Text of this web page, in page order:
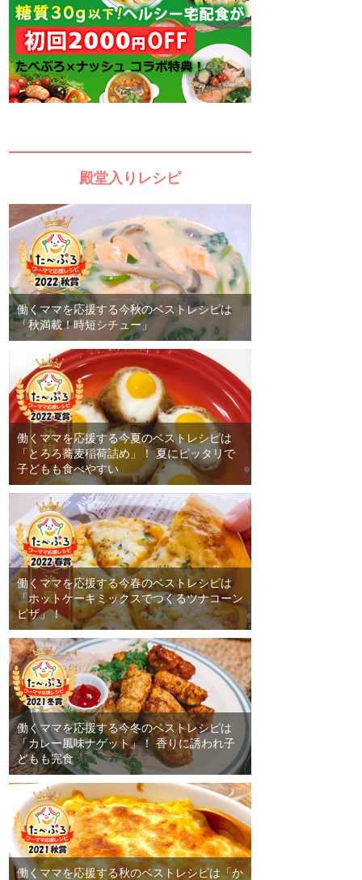
殿堂入りレシピ
働くママを応援する今秋のベストレシピは
「秋満載！時短シチュー」
働くママを応援する今夏のベストレシピは
「とろろ蕎麦稲荷詰め」！ 夏にピッタリで
子どもも食べやすい
働くママを応援する今春のベストレシピは
「ホットケーキミックスでつくるツナコーン
ピザ」！
働くママを応援する今冬のベストレシピは
「カレー風味ナゲット」！ 香りに誘われ子
どもも完食
働くママを応援する秋のベストレシピは「か